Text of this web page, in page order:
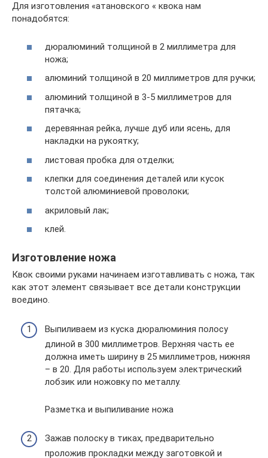
Для изготовления «атановского « квока нам
понадобятся:
дюралюминий толщиной в 2 миллиметра для
ножа;
алюминий толщиной в 20 миллиметров для ручки;
алюминий толщиной в 3-5 миллиметров для
пятачка;
деревянная рейка, лучше дуб или ясень, для
накладки на рукоятку;
листовая пробка для отделки;
клепки для соединения деталей или кусок
толстой алюминиевой проволоки;
акриловый лак;
клей.
Изготовление ножа
Квок своими руками начинаем изготавливать с ножа, так
как этот элемент связывает все детали конструкции
воедино.
Выпиливаем из куска дюралюминия полосу
длиной в 300 миллиметров. Верхняя часть ее
должна иметь ширину в 25 миллиметров, нижняя
– в 20. Для работы используем электрический
лобзик или ножовку по металлу.
Разметка и выпиливание ножа
Зажав полоску в тиках, предварительно
проложив прокладки между заготовкой и